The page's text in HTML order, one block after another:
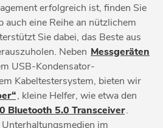
erfolgreich ist, finden Sie
auch eine Reihe an nützlichem
Sie dabei, das Beste aus
Neben Messgeräten
USB-Kondensator-
Kabeltestersystem, bieten wir
, kleine Helfer, wie etwa den
Bluetooth 5.0 Transceiver.
im